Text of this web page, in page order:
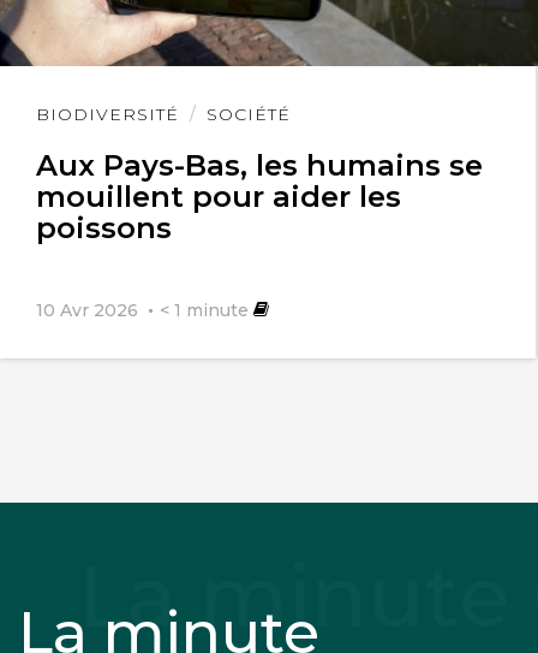
BIODIVERSITÉ SOCIÉTÉ
Aux Pays-Bas, les humains se
mouillent pour aider les
poissons
10 Avr 2026 < 1 minute
Lire
La minute